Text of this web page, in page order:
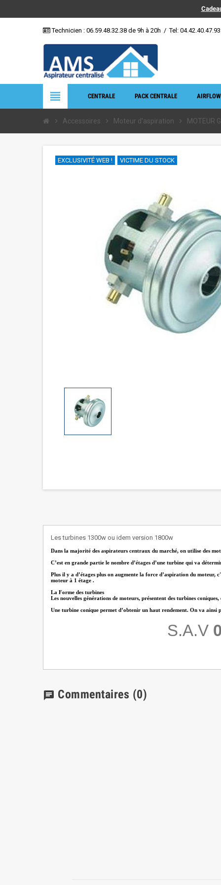
Technicien : 06.59.48.32.38 de 9h à 20h / Tel: 04.42.40.47.93
view_headline CENTRALE PACK CENTRALE AIRFLOW
chevron_right Accessoires chevron_right Moteur d'aspiration chevron_right MOTEUR
EXCLUSIVITÉ WEB ! VICTIME DU STOCK
Les turbines 1300w ou idem version 1800w
Dans la majorité des aspirateurs centraux du marché, on utilise des
C’est en grande partie le nombre d’étages d’une turbine qui va
Plus il y a d’étages plus on augmente la force d’aspiration du moteur,
moteur à 1 étage .
La Forme des turbines
Les nouvelles générations de moteurs, présentent des turbines
Une turbine conique permet d’obtenir un haut rendement. On va
S.A.V
chat Commentaires (0)